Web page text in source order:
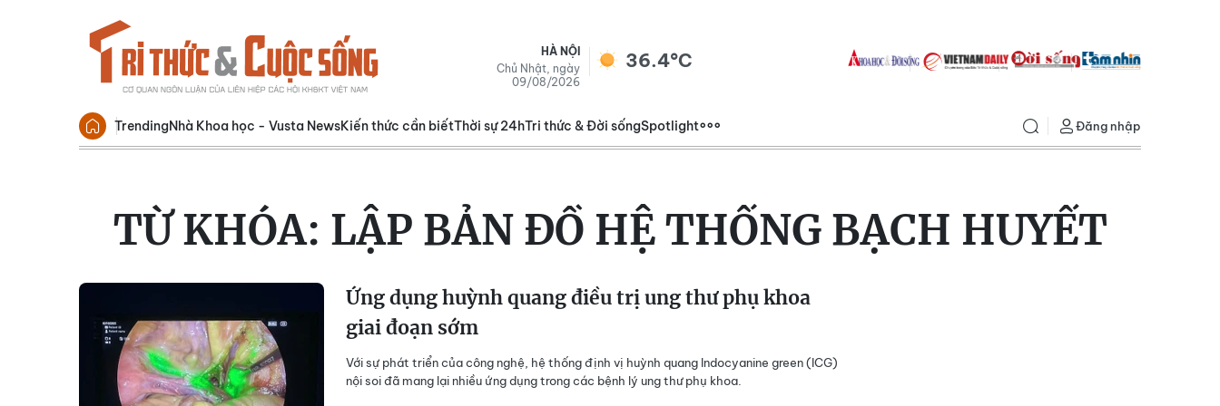
HÀ NỘI
Chủ Nhật, ngày
09/08/2026
36.4°C
TrendingNhà Khoa học - Vusta NewsKiến thức cần biếtThời sự 24hTri thức & Đời sốngSpotlight Đăng nhập
TỪ KHÓA: LẬP BẢN ĐỒ HỆ THỐNG BẠCH HUYẾT
Ứng dụng huỳnh quang điều trị ung thư phụ khoa
giai đoạn sớm
Với sự phát triển của công nghệ, hệ thống định vị huỳnh quang Indocyanine green (ICG)
nội soi đã mang lại nhiều ứng dụng trong các bệnh lý ung thư phụ khoa.